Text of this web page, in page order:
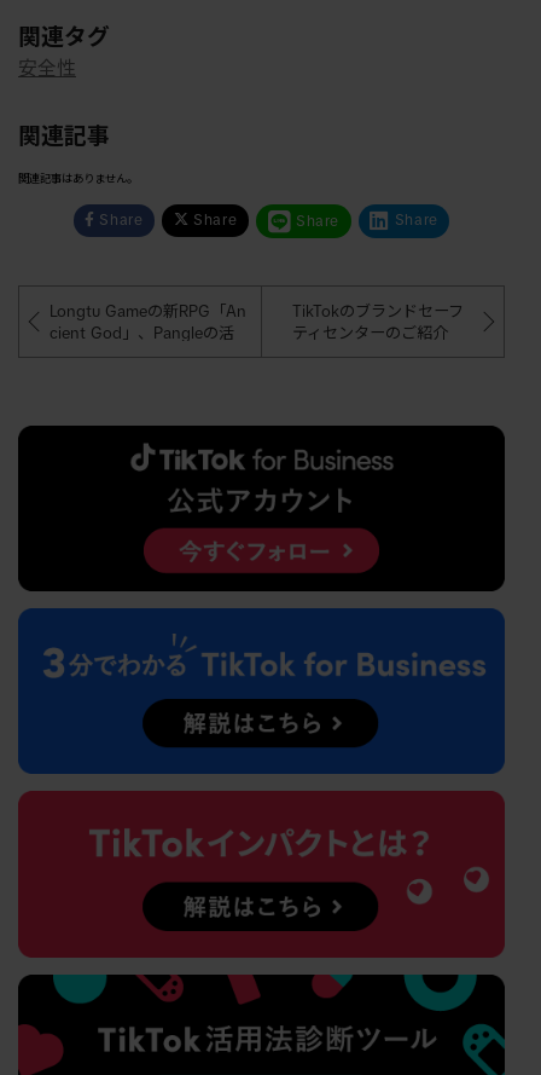
関連タグ
安全性
関連記事
関連記事はありません。
Share Share Share Share
Longtu Gameの新RPG「An
cient God」、Pangleの活
用でROAS 150%増、CPP 7
TikTokのブランドセーフ
ティセンターのご紹介